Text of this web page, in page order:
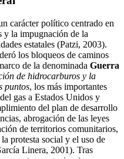
carácter político centrado en
y la impugnación de la
estatales (Patzi, 2003).
los bloqueos de caminos
de la denominada Guerra
de hidrocarburos y la
puntos, los más importantes
gas a Estados Unidos y
del plan de desarrollo
abrogación de las leyes
de territorios comunitarios,
protesta social y el uso de
Linera, 2001). Tras